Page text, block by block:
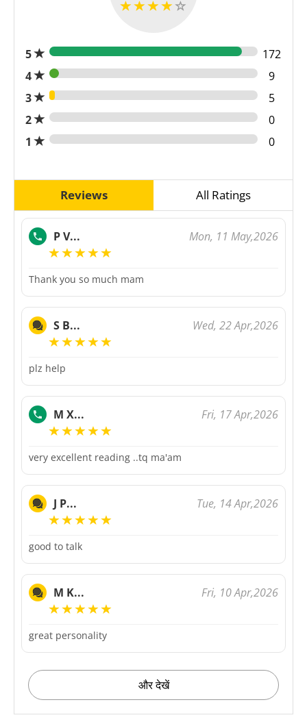
5
172
4
9
3
5
2
0
1
0
Reviews All Ratings
P V... Mon, 11 May,2026
Thank you so much mam
S B... Wed, 22 Apr,2026
plz help
M X... Fri, 17 Apr,2026
very excellent reading ..tq ma'am
J P... Tue, 14 Apr,2026
good to talk
M K... Fri, 10 Apr,2026
great personality
और देखें